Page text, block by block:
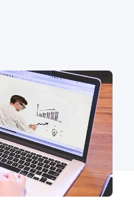
果や具体例・導入すべき